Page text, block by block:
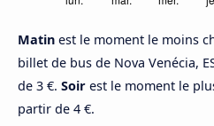
Matin est le moment le moins
billet de bus de Nova Venécia,
de 3 €. Soir est le moment le
partir de 4 €.